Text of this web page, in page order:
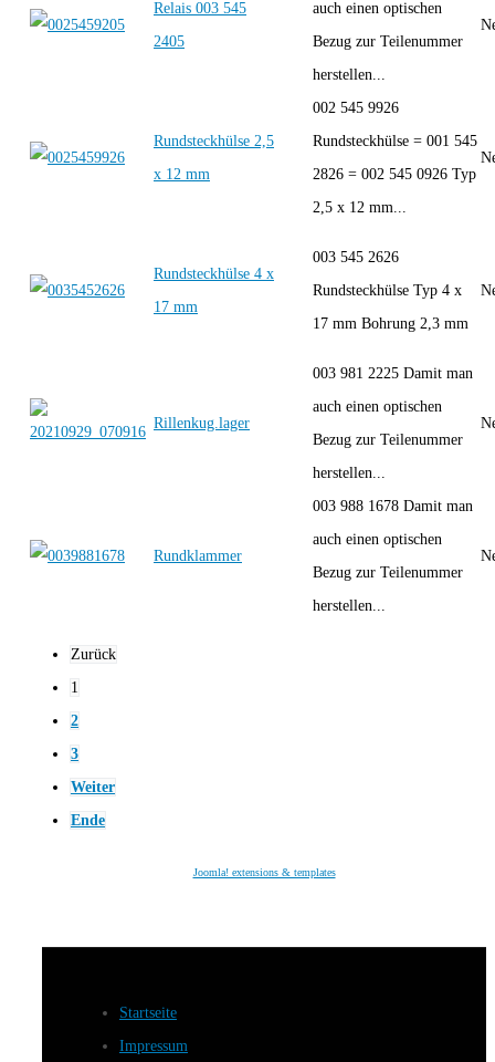
Relais 003 545
2405
auch einen optischen
Bezug zur Teilenummer
herstellen...
Rundsteckhülse 2,5
x 12 mm
002 545 9926
Rundsteckhülse = 001 545
2826 = 002 545 0926 Typ
2,5 x 12 mm...
Rundsteckhülse 4 x
17 mm
003 545 2626
Rundsteckhülse Typ 4 x
17 mm Bohrung 2,3 mm
Rillenkug.lager
003 981 2225 Damit man
auch einen optischen
Bezug zur Teilenummer
herstellen...
Rundklammer
003 988 1678 Damit man
auch einen optischen
Bezug zur Teilenummer
herstellen...
Zurück
1
2
3
Weiter
Ende
Joomla! extensions & templates
Startseite
Impressum